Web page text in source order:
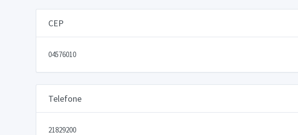
CEP
04576010
Telefone
21829200